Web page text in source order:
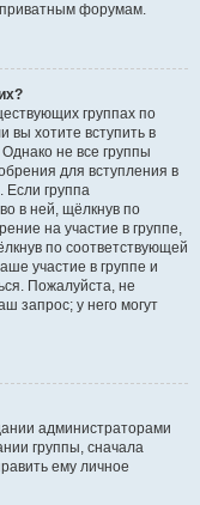
приватным форумам.
группах по
вы хотите вступить в
не все группы
для вступления в
Если группа
в ней, щёлкнув по
на участие в группе,
по соответствующей
участие в группе и
Пожалуйста, не
запрос; у него могут
администраторами
группы, сначала
ему личное